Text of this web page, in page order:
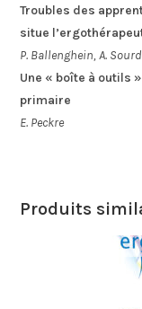
Troubles des
situe
P. Ballenghein, A. Sourd
Une « boîte à outils
primaire
E. Peckre
Produits